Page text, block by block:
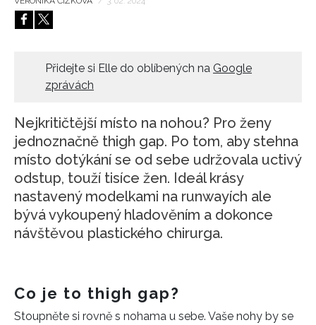
Přidejte si Elle do oblíbených na Google
zprávách
Nejkritičtější místo na nohou? Pro ženy
jednoznačně thigh gap. Po tom, aby stehna
místo dotýkání se od sebe udržovala uctivý
odstup, touží tisíce žen. Ideál krásy
nastavený modelkami na runwayích ale
bývá vykoupený hladověním a dokonce
návštěvou plastického chirurga.
Co je to thigh gap?
Stoupněte si rovně s nohama u sebe. Vaše nohy by se